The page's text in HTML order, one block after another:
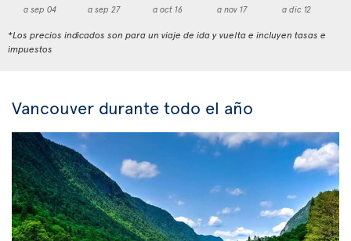
a sep 04
a sep 27
a oct 16
a nov 17
a dic 12
*Los precios indicados son para un viaje de ida y vuelta e incluyen tasas e
impuestos
Vancouver durante todo el año